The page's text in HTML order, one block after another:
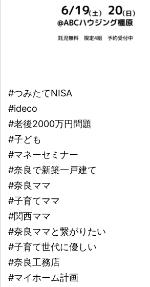
#つみたてNISA
#ideco
#老後2000万円問題
#子ども
#マネーセミナー
#奈良で新築一戸建て
#奈良ママ
#子育てママ
#関西ママ
#奈良ママと繋がりたい
#子育て世代に優しい
#奈良工務店
#マイホーム計画